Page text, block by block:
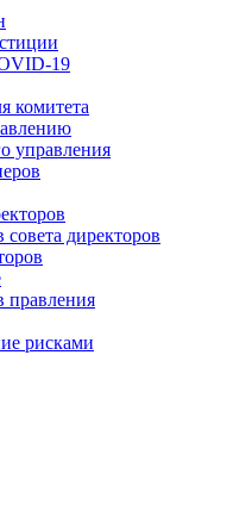
комитета
управления
директоров
правления
рисками